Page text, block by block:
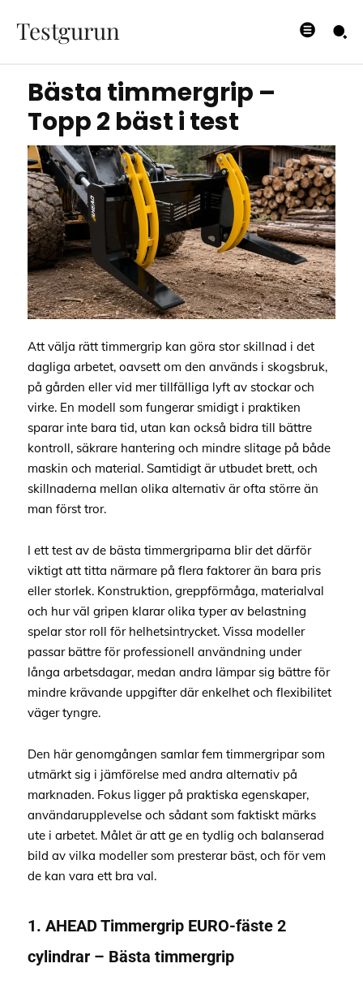
Testgurun
11/06/2026
Bästa timmergrip –
Topp 2 bäst i test
Att välja rätt timmergrip kan göra stor skillnad i det
dagliga arbetet, oavsett om den används i skogsbruk,
på gården eller vid mer tillfälliga lyft av stockar och
virke. En modell som fungerar smidigt i praktiken
sparar inte bara tid, utan kan också bidra till bättre
kontroll, säkrare hantering och mindre slitage på både
maskin och material. Samtidigt är utbudet brett, och
skillnaderna mellan olika alternativ är ofta större än
man först tror.
I ett test av de bästa timmergriparna blir det därför
viktigt att titta närmare på flera faktorer än bara pris
eller storlek. Konstruktion, greppförmåga, materialval
och hur väl gripen klarar olika typer av belastning
spelar stor roll för helhetsintrycket. Vissa modeller
passar bättre för professionell användning under
långa arbetsdagar, medan andra lämpar sig bättre för
mindre krävande uppgifter där enkelhet och flexibilitet
väger tyngre.
Den här genomgången samlar fem timmergripar som
utmärkt sig i jämförelse med andra alternativ på
marknaden. Fokus ligger på praktiska egenskaper,
användarupplevelse och sådant som faktiskt märks
ute i arbetet. Målet är att ge en tydlig och balanserad
bild av vilka modeller som presterar bäst, och för vem
de kan vara ett bra val.
1. AHEAD Timmergrip EURO-fäste 2
cylindrar – Bästa timmergrip